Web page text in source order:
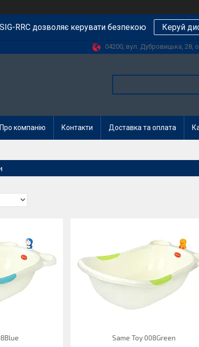
RRC дозволяє керувати безпекою Керуй
04200, вул. Дубровицька, 28,
Про компанію Контакти Доставка та оплата
Same Toy 008Green